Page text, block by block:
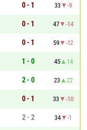
0 - 1 33
-9
0 - 1 47
-14
0 - 1 59
-12
1 - 0 45
14
2 - 0 23
22
0 - 1 33
-10
2 - 2 34
-1